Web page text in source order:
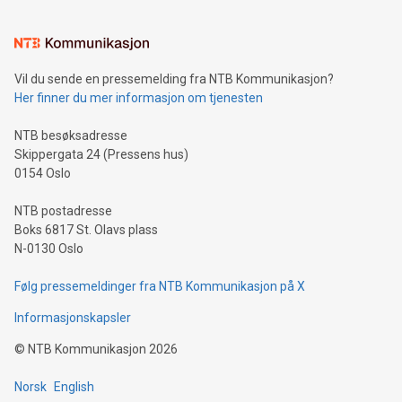
mining.Sound Money: Discover how tamper-proof currency
neutral payment systems support humanitarian
projects.Carbon Footprint: Compare Bitcoin's environmental
event and dive into the critical topics of Bitcoin
Vil du sende en pressemelding fra NTB Kommunikasjon?
Her finner du mer informasjon om tjenesten
NTB besøksadresse
Skippergata 24 (Pressens hus)
0154 Oslo
NTB postadresse
Boks 6817 St. Olavs plass
N-0130 Oslo
Følg pressemeldinger fra NTB Kommunikasjon på X
Informasjonskapsler
© NTB Kommunikasjon 2026
Norsk English